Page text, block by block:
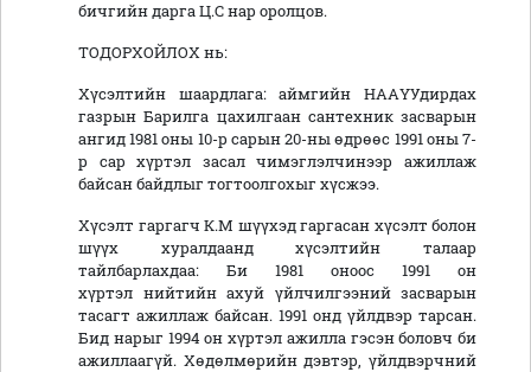
бичгийн дарга Ц.С нар оролцов.
ТОДОРХОЙЛОХ нь:
Хүсэлтийн шаардлага: аймгийн НААҮУдирдах
газрын Барилга цахилгаан сантехник засварын
ангид 1981 оны 10-р сарын 20-ны өдрөөс 1991 оны 7-
р сар хүртэл засал чимэглэлчинээр ажиллаж
байсан байдлыг тогтоолгохыг хүсжээ.
Хүсэлт гаргагч К.М шүүхэд гаргасан хүсэлт болон
шүүх хуралдаанд хүсэлтийн талаар
тайлбарлахдаа: Би 1981 оноос 1991 он
хүртэл нийтийн ахуй үйлчилгээний засварын
тасагт ажиллаж байсан. 1991 онд үйлдвэр тарсан.
Бид нарыг 1994 он хүртэл ажилла гэсэн боловч би
ажиллаагүй. Хөдөлмөрийн дэвтэр, үйлдвэрчний